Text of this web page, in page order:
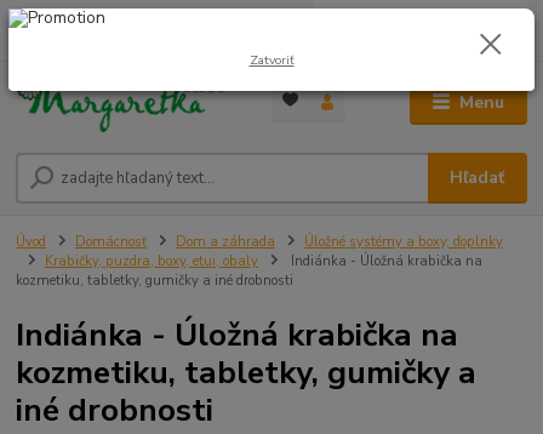
Menu
Hľadať
0948 236 042
0,00 €
Úvod Domácnosť Dom a záhrada
Úložné systémy a boxy, doplnky
Krabičky, puzdra, boxy, etui, obaly
Indiánka - Úložná krabička na
kozmetiku, tabletky, gumičky a iné drobnosti
Indiánka - Úložná krabička na
kozmetiku, tabletky, gumičky a
iné drobnosti
Zatvoriť